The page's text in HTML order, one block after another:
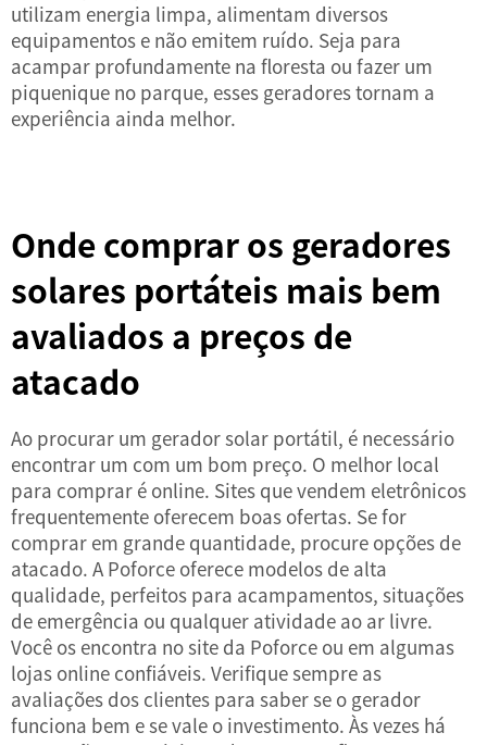
utilizam energia limpa, alimentam diversos
equipamentos e não emitem ruído. Seja para
acampar profundamente na floresta ou fazer um
piquenique no parque, esses geradores tornam a
experiência ainda melhor.
Onde comprar os geradores
solares portáteis mais bem
avaliados a preços de
atacado
Ao procurar um gerador solar portátil, é necessário
encontrar um com um bom preço. O melhor local
para comprar é online. Sites que vendem eletrônicos
frequentemente oferecem boas ofertas. Se for
comprar em grande quantidade, procure opções de
atacado. A Poforce oferece modelos de alta
qualidade, perfeitos para acampamentos, situações
de emergência ou qualquer atividade ao ar livre.
Você os encontra no site da Poforce ou em algumas
lojas online confiáveis. Verifique sempre as
avaliações dos clientes para saber se o gerador
funciona bem e se vale o investimento. Às vezes há